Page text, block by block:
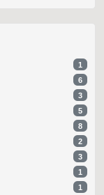
1
6
3
5
8
2
3
1
1